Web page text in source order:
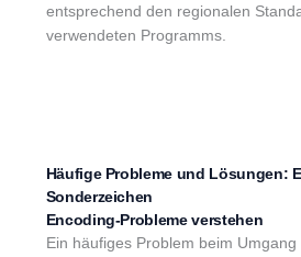
entsprechend den regionalen
verwendeten Programms.
Häufige Probleme und Lösungen:
Sonderzeichen
Encoding-Probleme verstehen
Ein häufiges Problem beim Umgang